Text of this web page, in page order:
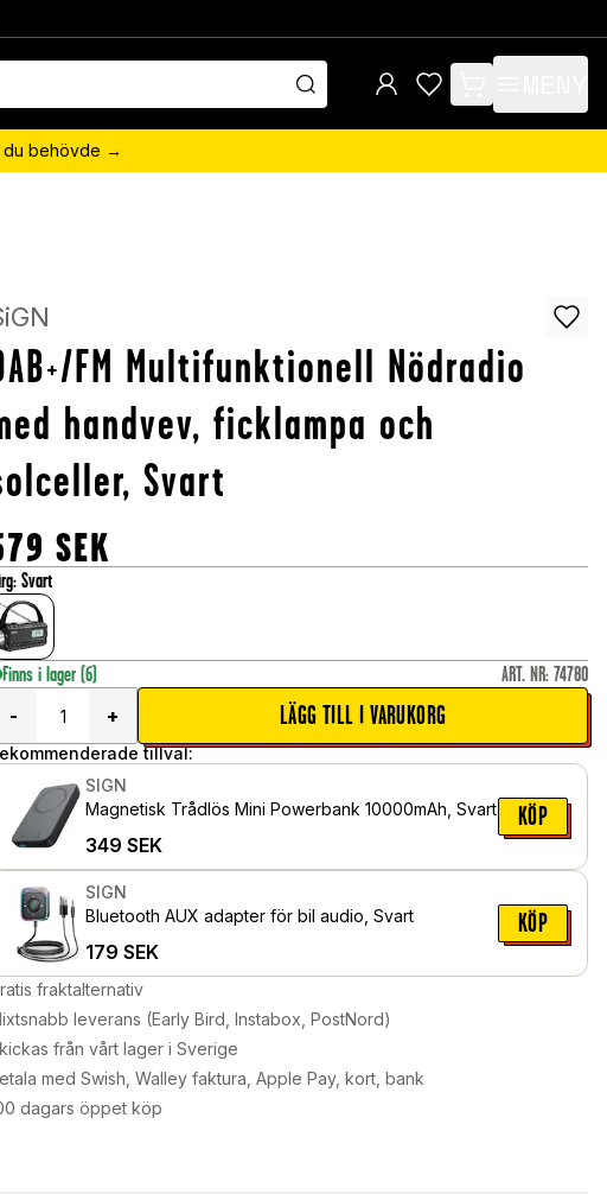
items in cart, view
du behövde →
FM Multifunktionell Nödradio
handvev, ficklampa och
Svart
SEK
:Svart
Finns i lager (6) ART. NR: 74780
-
+ LÄGG TILL I VARUKORG
tillval:
SIGN
Magnetisk Trådlös Mini Powerbank 10000mAh, Svart
349 SEK
KÖP
SIGN
Bluetooth AUX adapter för bil audio, Svart
179 SEK
KÖP
fraktalternativ
leverans (Early Bird, Instabox, PostNord)
från vårt lager i Sverige
med Swish, Walley faktura, Apple Pay, kort, bank
dagars öppet köp